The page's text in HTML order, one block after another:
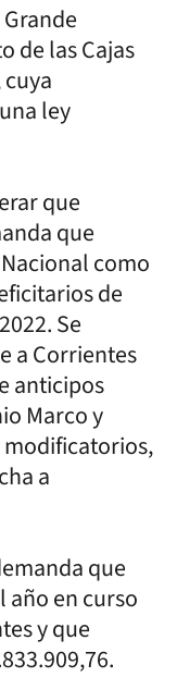
de las Cajas
ley
que
que
como
de
Se
a Corrientes
anticipos
Marco y
a
que
año en curso
y que